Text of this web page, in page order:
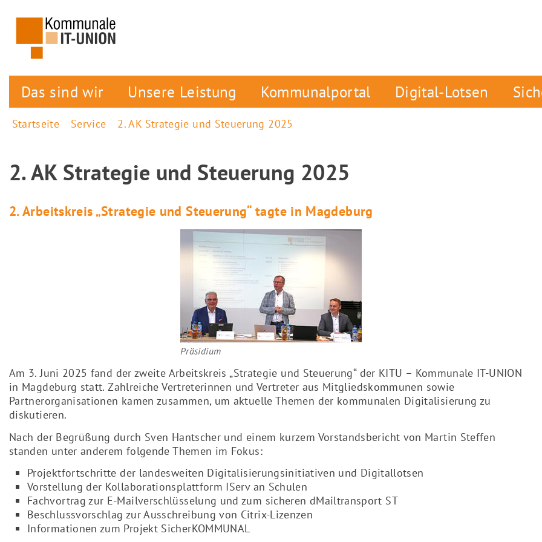
Das sind wir Unsere Leistung Kommunalportal Digital-Lotsen
Startseite Service 2. AK Strategie und Steuerung 2025
2. AK Strategie und Steuerung 2025
2. Arbeitskreis „Strategie und Steuerung“ tagte in Magdeburg
Präsidium
Am 3. Juni 2025 fand der zweite Arbeitskreis „Strategie und Steuerung“ der KITU – Kommunale IT-UNION
in Magdeburg statt. Zahlreiche Vertreterinnen und Vertreter aus Mitgliedskommunen sowie
Partnerorganisationen kamen zusammen, um aktuelle Themen der kommunalen Digitalisierung zu
diskutieren.
Nach der Begrüßung durch Sven Hantscher und einem kurzem Vorstandsbericht von Martin Steffen
standen unter anderem folgende Themen im Fokus:
Projektfortschritte der landesweiten Digitalisierungsinitiativen und Digitallotsen
Vorstellung der Kollaborationsplattform IServ an Schulen
Fachvortrag zur E-Mailverschlüsselung und zum sicheren dMailtransport ST
Beschlussvorschlag zur Ausschreibung von Citrix-Lizenzen
Informationen zum Projekt SicherKOMMUNAL